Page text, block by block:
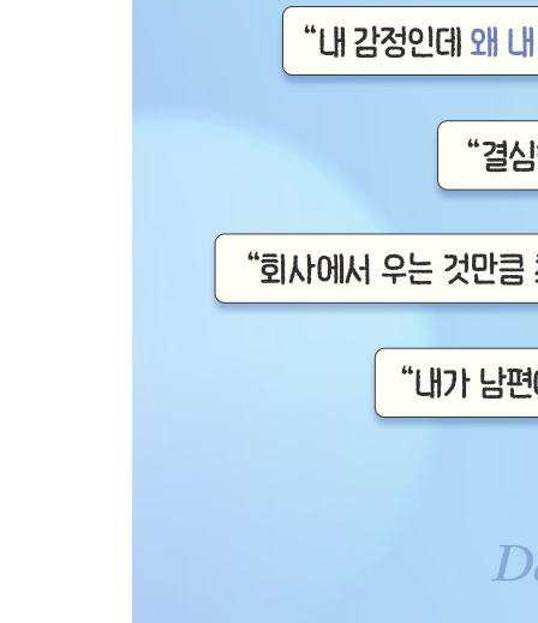
참고 자료, 정신 건강 자료